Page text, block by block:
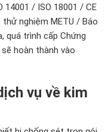
14001 / ISO 18001 / CE
nghiệm METU / Báo
quá trình cấp Chứng
hoàn thành vào
vụ về kim